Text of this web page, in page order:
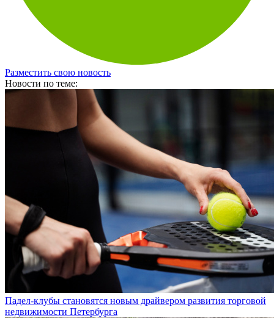
Разместить свою новость
Новости по теме:
Падел-клубы становятся новым драйвером развития торговой
недвижимости Петербурга